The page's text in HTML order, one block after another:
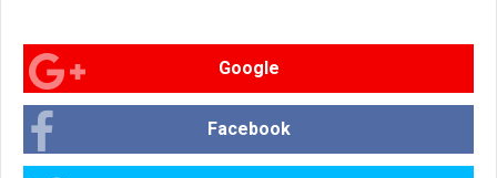
Google
Facebook